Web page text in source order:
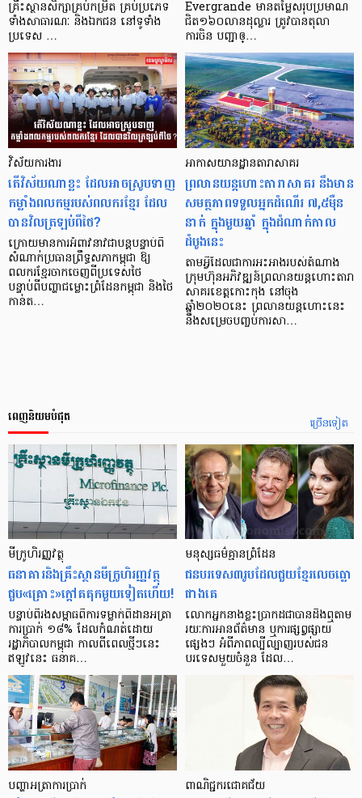
គ្រឹះស្ថានសិក្សាគ្រប់កម្រិត គ្រប់ប្រភេទ
ទាំងសាធារណៈ និងឯកជន នៅទូទាំង
ប្រទេស …
Evergrande មានតម្លៃសរុបប្រមាណ
ជិត១៦០លានដុល្លារ ត្រូវបានតុលា
ការចិន បញ្ជាឲ្…
វិស័យការងារ
តើវិស័យណាខ្លះ ដែលអាចស្រូបទាញ
កម្លាំងពលកម្មរបស់ពលករខ្មែរ ដែល
បានវិលត្រឡប់ពីថៃ?
ក្រោយមានការអំពាវនាវជាបន្តបន្ទាប់ពី
សំណាក់ប្រធានព្រឹទ្ធសភាកម្ពុជា ឱ្យ
ពលករខ្មែរចាកចេញពីប្រទេសថៃ
បន្ទាប់ពីបញ្ហាជម្លោះព្រំដែនកម្ពុជា និងថៃ
កាន់ត…
អាកាសយានដ្ឋាន​តារាសាគរ
ព្រលានយន្ដហោះតារាសាគរ នឹងមាន
សមត្ថភាពទទួលអ្នកដំណើរ ៧,៥ម៉ឺន
នាក់ ក្នុងមួយឆ្នាំ ក្នុងដំណាក់កាល
ដំបូងនេះ
តាមអ្វីដែលជាការអះអាងរបស់តំណាង
ក្រុមហ៊ុនអភិវឌ្ឍន៍ព្រលានយន្ដហោះតារា
សាគរខេត្តកោះកុង នៅចុង
ឆ្នាំ២០២០នេះ ព្រលានយន្ដហោះនេះ
នឹងសម្រេចបញ្ចប់ការសា…
ច្រើនទៀត
ពេញនិយមបំផុត
មីក្រូ​ហិរញ្ញវត្ថុ
ធនាគារ​និង​គ្រឹះស្ថាន​មីក្រូ​ហិរញ្ញវត្ថុ​
ជួប«គ្រោះ»ក្តៅ​គគុក​មួយ​ទៀត​ហើយ!
បន្ទាប់​ពី​រង​សម្ពាធ​​ពី​ការ​ទម្លាក់​ពិដាន​អត្រា​
ការ​ប្រាក់ ១៨​% ដែល​កំណត់​ដោយ​
រដ្ឋាភិបាល​កម្ពុជា កាល​ពី​ពេល​ថ្មីៗ​នេះ
ឥឡូវ​នេះ ធនាគ…
មនុស្ស​ធម៌​គ្មាន​ព្រំដែន
ជន​បរទេស​៣​រូប​ដែល​ជួយ​ខ្មែរ​លេច​ធ្លោ​
ជាង​គេ
លោកអ្នក​នាង​ខ្លះ​ប្រាកដ​ជា​បាន​​ដឹង​ឮ​តាម​
រយៈ​ការ​អាន​ព័ត៌មាន ឬ​ការ​ផ្សព្វផ្សាយ​
ផ្សេងៗ អំពី​ភាព​ល្បីល្បាញ​របស់​ជន​
បរទេស​មួយ​ចំនួន ដែល…
បញ្ហា​អត្រា​ការប្រាក់ ពាណិជ្ជករជោគជ័យ